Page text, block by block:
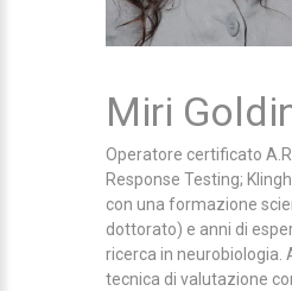
Miri
Operatore certificato
Response Testing;
con una formazione
dottorato) e anni di
ricerca in neurobiologia.
tecnica di valutazione